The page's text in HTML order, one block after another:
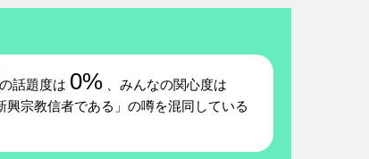
の話題度は 0% 、みんなの関心度は
宗教信者である」の噂を混同している